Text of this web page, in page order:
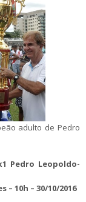
adulto de Pedro
Pedro Leopoldo-
– 10h – 30/10/2016